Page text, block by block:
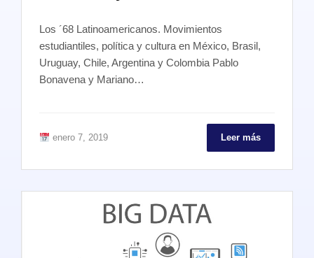
Los ´68 Latinoamericanos. Movimientos
estudiantiles, política y cultura en México, Brasil,
Uruguay, Chile, Argentina y Colombia Pablo
Bonavena y Mariano…
enero 7, 2019 Leer más